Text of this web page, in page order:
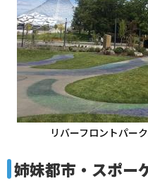
リバーフロントパー
姉妹都市・スポー